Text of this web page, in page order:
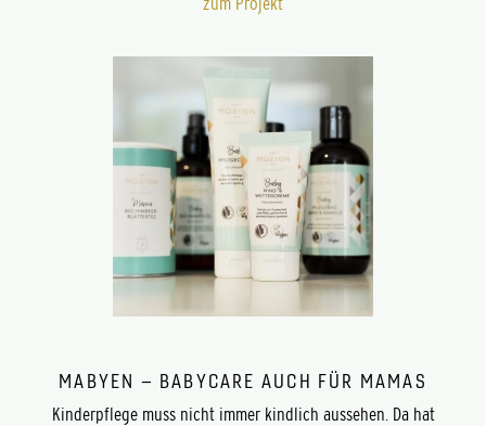
MABYEN ­– BABYCARE AUCH FÜR MAMAS
Kinderpflege muss nicht immer kindlich aussehen. Da hat